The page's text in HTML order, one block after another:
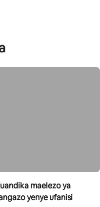
maelezo ya
yenye ufanisi